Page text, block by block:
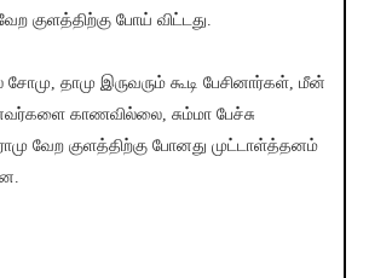
குளத்திற்கு போய் விட்டது.
சோமு, தாமு இருவரும் கூடி பேசினார்கள், மீன்
காணவில்லை, சும்மா பேச்சு
வேற குளத்திற்கு போனது முட்டாள்த்தனம்